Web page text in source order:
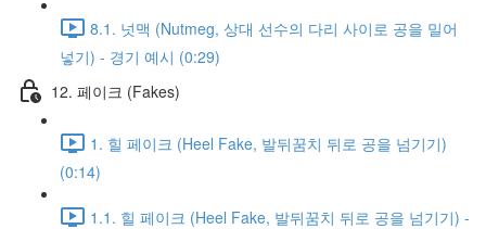
8.1. 넛맥 (Nutmeg, 상대 선수의 다리 사이로 공을 밀어
넣기) - 경기 예시 (0:29)
12. 페이크 (Fakes)
1. 힐 페이크 (Heel Fake, 발뒤꿈치 뒤로 공을 넘기기)
(0:14)
1.1. 힐 페이크 (Heel Fake, 발뒤꿈치 뒤로 공을 넘기기) -